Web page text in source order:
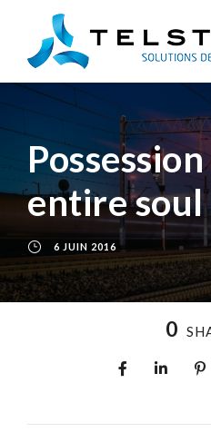
entire soul
6 JUIN 2016
0